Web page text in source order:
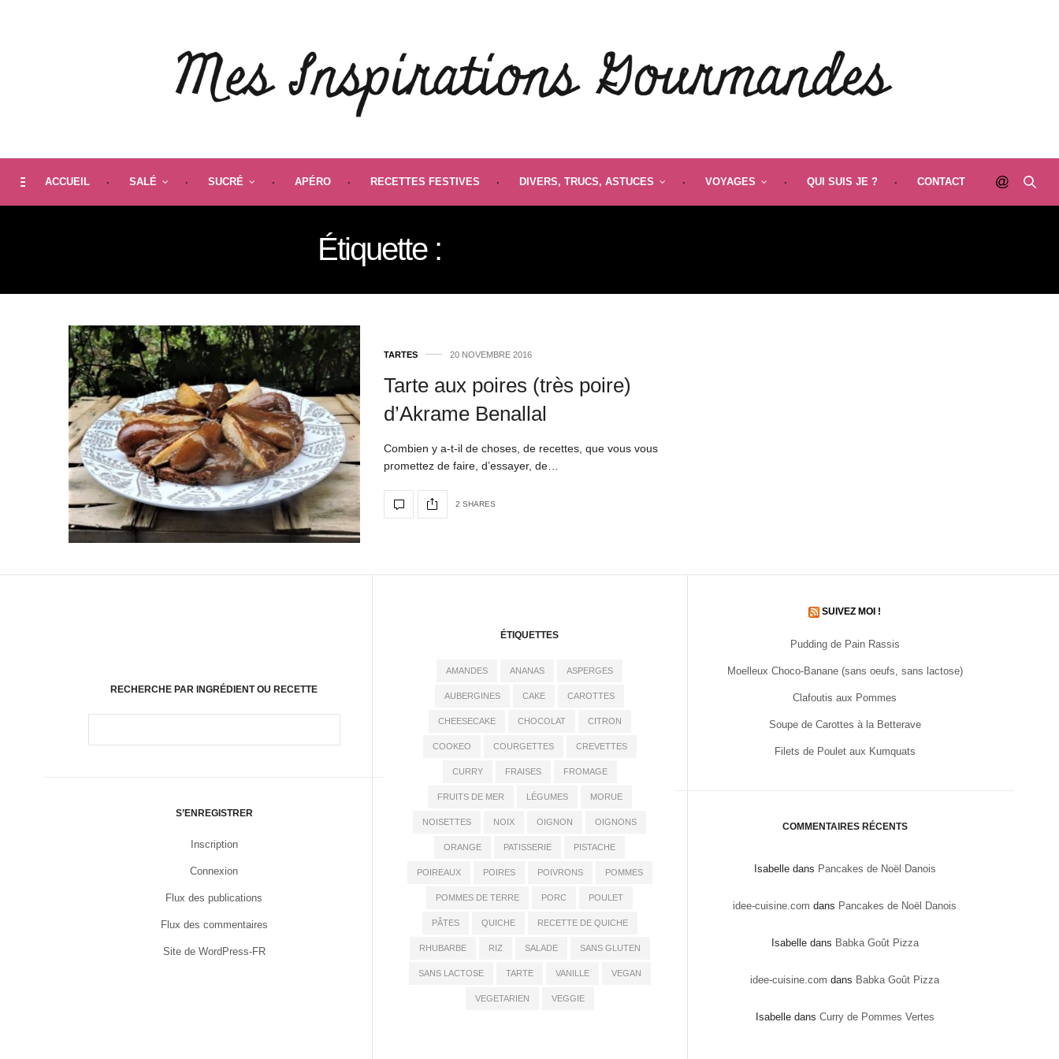
ACCUEIL SALÉ SUCRÉ APÉRO RECETTES FESTIVES DIVERS, TRUCS, ASTUCES VOYAGES QUI SUIS JE ? CONTACT
Étiquette :
TARTES 20 NOVEMBRE 2016
Tarte aux poires (très poire)
d’Akrame Benallal
Combien y a-t-il de choses, de recettes, que vous vous
promettez de faire, d’essayer, de…
2 SHARES
RECHERCHE PAR INGRÉDIENT OU RECETTE
S’ENREGISTRER
Inscription
Connexion
Flux des publications
Flux des commentaires
Site de WordPress-FR
ÉTIQUETTES
AMANDES ANANAS ASPERGES
AUBERGINES CAKE CAROTTES
CHEESECAKE CHOCOLAT CITRON
COOKEO COURGETTES CREVETTES
CURRY FRAISES FROMAGE
FRUITS DE MER LÉGUMES MORUE
NOISETTES NOIX OIGNON OIGNONS
ORANGE PATISSERIE PISTACHE
POIREAUX POIRES POIVRONS POMMES
POMMES DE TERRE PORC POULET
PÂTES QUICHE RECETTE DE QUICHE
RHUBARBE RIZ SALADE SANS GLUTEN
SANS LACTOSE TARTE VANILLE VEGAN
VEGETARIEN VEGGIE
SUIVEZ MOI !
Pudding de Pain Rassis
Moelleux Choco-Banane (sans oeufs, sans lactose)
Clafoutis aux Pommes
Soupe de Carottes à la Betterave
Filets de Poulet aux Kumquats
COMMENTAIRES RÉCENTS
Isabelledans Pancakes de Noël Danois
idee-cuisine.com dans Pancakes de Noël Danois
Isabelledans Babka Goût Pizza
idee-cuisine.com dans Babka Goût Pizza
Isabelledans Curry de Pommes Vertes